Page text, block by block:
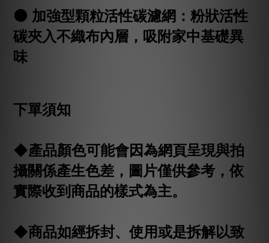
⚫️ 加強型顆粒活性碳濾網：粉狀活性
碳夾入不織布內層，吸附家中基礎異
味
下單須知
◆產品顏色可能會因為網頁呈現與拍
攝關係產生色差，圖片僅供參考，依
實際收到商品的樣式為主。
◆商品如經拆封、使用或是拆解以致